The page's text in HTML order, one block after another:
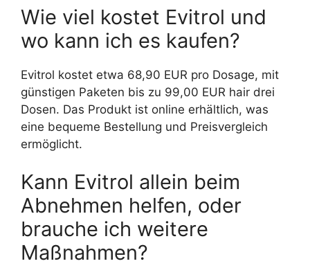
Wie viel kostet Evitrol und
wo kann ich es kaufen?
Evitrol kostet etwa 68,90 EUR pro Dosage, mit
günstigen Paketen bis zu 99,00 EUR hair drei
Dosen. Das Produkt ist online erhältlich, was
eine bequeme Bestellung und Preisvergleich
ermöglicht.
Kann Evitrol allein beim
Abnehmen helfen, oder
brauche ich weitere
Maßnahmen?